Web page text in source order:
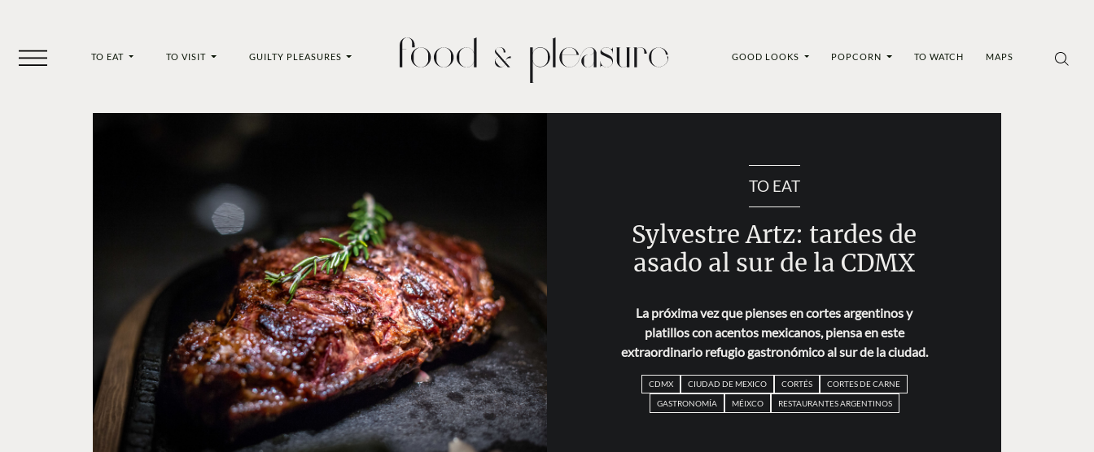
TO EAT TO VISIT GUILTY PLEASURES GOOD LOOKS POPCORN TO WATCH MAPS
TO EAT
Sylvestre Artz: tardes de
asado al sur de la CDMX
La próxima vez que pienses en cortes argentinos y
platillos con acentos mexicanos, piensa en este
extraordinario refugio gastronómico al sur de la ciudad.
CDMX CIUDAD DE MEXICO CORTÉS
CORTES DE CARNE
GASTRONOMÍA
MÉIXCO RESTAURANTES ARGENTINOS